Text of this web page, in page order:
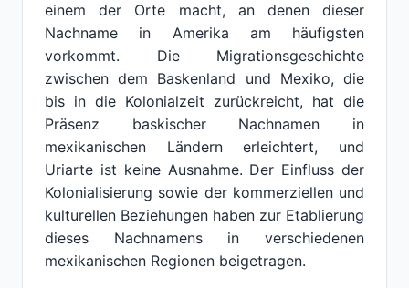
einem der Orte macht, an denen dieser
Nachname in Amerika am häufigsten
vorkommt. Die Migrationsgeschichte
zwischen dem Baskenland und Mexiko, die
bis in die Kolonialzeit zurückreicht, hat die
Präsenz baskischer Nachnamen in
mexikanischen Ländern erleichtert, und
Uriarte ist keine Ausnahme. Der Einfluss der
Kolonialisierung sowie der kommerziellen und
kulturellen Beziehungen haben zur Etablierung
dieses Nachnamens in verschiedenen
mexikanischen Regionen beigetragen.